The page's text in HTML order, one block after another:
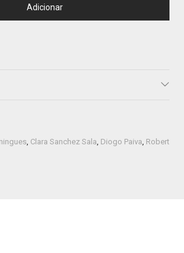
Adicionar
, Clara Sanchez Sala, Diogo Paiva, Robert